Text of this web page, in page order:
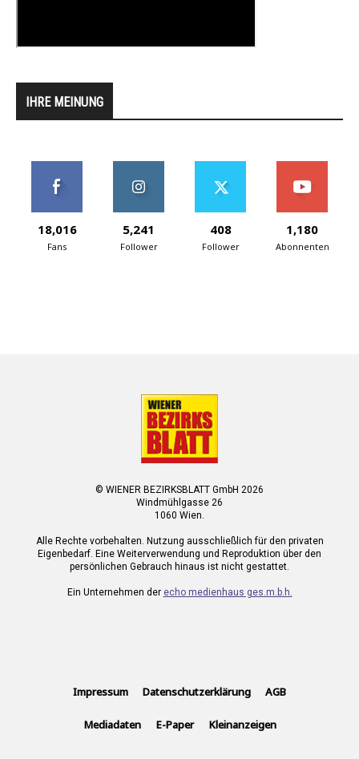
IHRE MEINUNG
18,016
Fans
5,241
Follower
408
Follower
1,180
Abonnenten
© WIENER BEZIRKSBLATT GmbH 2026
Windmühlgasse 26
1060 Wien.
Alle Rechte vorbehalten. Nutzung ausschließlich für den privaten
Eigenbedarf. Eine Weiterverwendung und Reproduktion über den
persönlichen Gebrauch hinaus ist nicht gestattet.
Ein Unternehmen der echo medienhaus ges.m.b.h.
Impressum Datenschutzerklärung AGB
Mediadaten E-Paper Kleinanzeigen